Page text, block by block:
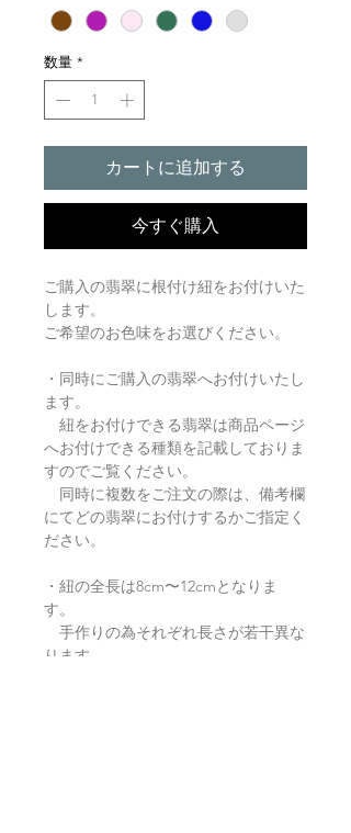
数量 *
カートに追加する
今すぐ購入
ご購入の翡翠に根付け紐をお付けいた
します。
ご希望のお色味をお選びください。
・同時にご購入の翡翠へお付けいたし
ます。
紐をお付けできる翡翠は商品ページ
へお付けできる種類を記載しておりま
すのでご覧ください。
同時に複数をご注文の際は、備考欄
にてどの翡翠にお付けするかご指定く
ださい。
・紐の全長は8cm〜12cmとなりま
す。
手作りの為それぞれ長さが若干異な
ります。